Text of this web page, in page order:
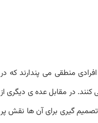
منطقی می پندارند که در
در مقابل عده ی دیگری از
گیری برای آن ها نقش پر